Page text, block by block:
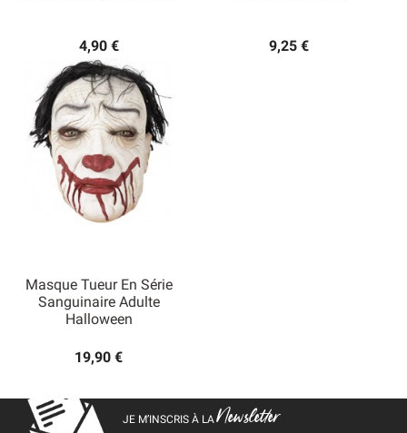
4,90 € 9,25 €
Masque Tueur En Série
Sanguinaire Adulte
Halloween
19,90 €
JE M’INSCRIS À LANewsletter